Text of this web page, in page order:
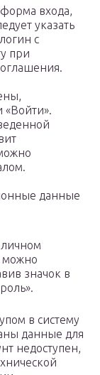
форма входа,
указать
с
при
«Войти».
данные
личном
можно
значок в
в систему
данные для
недоступен,